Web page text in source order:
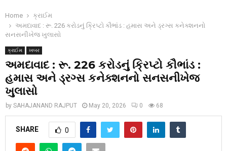
Home
ક્રાઈમ
અમદાવાદ : રૂ. 226 કરોડનું ક્રિપ્ટો કૌભાંડ : હમાસ અને ડ્રગ્સ કનેક્શનનો
સનસનીખેજ ખુલાસો
ક્રાઈમ ખબર
અમદાવાદ : રૂ. 226 કરોડનું ક્રિપ્ટો કૌભાંડ :
હમાસ અને ડ્રગ્સ કનેક્શનનો સનસનીખેજ
ખુલાસો
by SAHAJANAND RAJPUT May 20, 2026 0 68
SHARE 0